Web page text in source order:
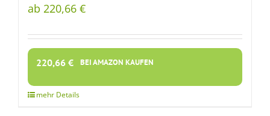
ab 220,66 €
220,66 € BEI AMAZON KAUFEN